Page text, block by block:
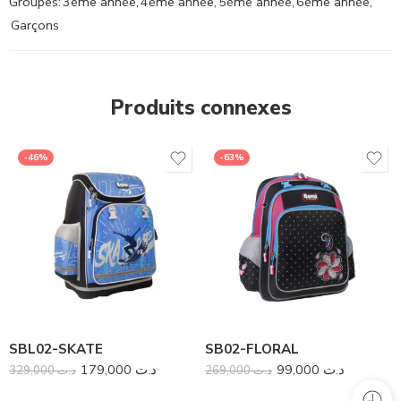
Garçons
Produits connexes
-46%
SBL02-SKATE
د.ت329,000 د.ت
-63%
SB02-FLORAL
د.ت269,000 د.ت